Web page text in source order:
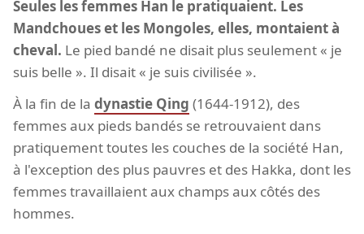
Seules les femmes Han le pratiquaient. Les
Mandchoues et les Mongoles, elles, montaient à
cheval. Le pied bandé ne disait plus seulement « je
suis belle ». Il disait « je suis civilisée ».
À la fin de la dynastie Qing (1644-1912), des
femmes aux pieds bandés se retrouvaient dans
pratiquement toutes les couches de la société Han,
à l'exception des plus pauvres et des Hakka, dont les
femmes travaillaient aux champs aux côtés des
hommes.